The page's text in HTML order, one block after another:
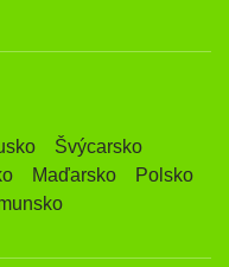
Švýcarsko
Maďarsko
Polsko